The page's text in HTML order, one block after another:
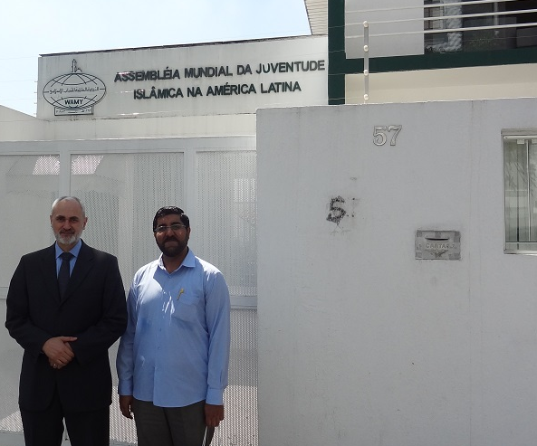
Mais
Hejrita. Desejamos a todos os irmãos e irmãs um novo
(A.S.)
da data em que
o Imam Ali Ibn Al-
Al-Ábidin” (Formosura
3 DE JULHO DE 2014
Centro Islâmico no Brasil recebe o
Relações Exteriores da República
Na noite da quinta-feira, 03 de Abril, o Centro
sede, em São Paulo, o ex-ministro das Relações
do Irã, Sr. Kamal Kharrazi, que encontra-se visitando